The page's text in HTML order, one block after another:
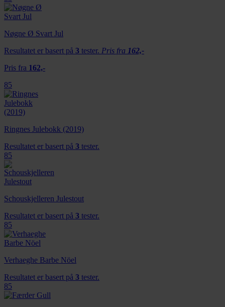
Nøgne Ø Svart Jul
Resultatet er basert på 3 tester. Pris fra 162,-
Pris fra 162,-
85
Ringnes Julebokk (2019)
Resultatet er basert på 3 tester.
85
Schouskjelleren Julestout
Resultatet er basert på 3 tester.
85
Verhaeghe Barbe Nöel
Resultatet er basert på 3 tester.
85